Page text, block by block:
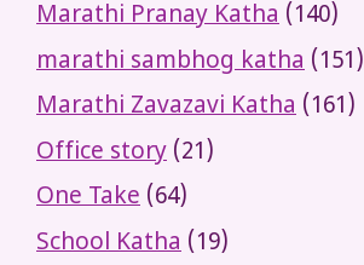
Marathi Pranay Katha (140)
marathi sambhog katha (151)
Marathi Zavazavi Katha (161)
Office story (21)
One Take (64)
School Katha (19)